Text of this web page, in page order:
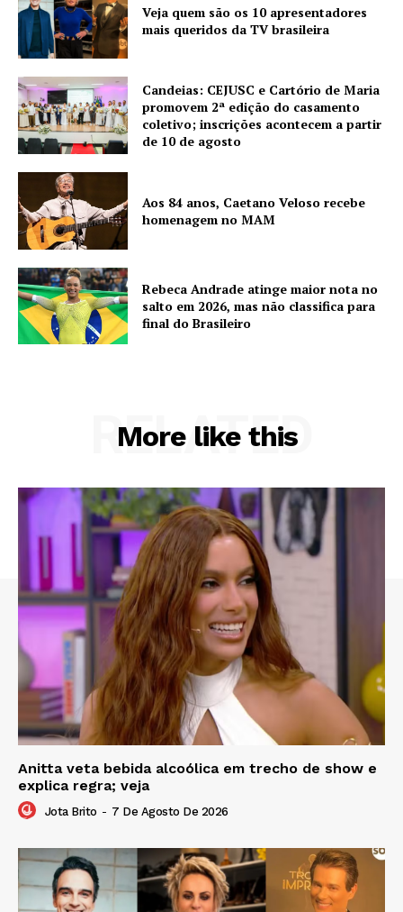
Veja quem são os 10 apresentadores
mais queridos da TV brasileira
Candeias: CEJUSC e Cartório de Maria
promovem 2ª edição do casamento
coletivo; inscrições acontecem a partir
de 10 de agosto
Aos 84 anos, Caetano Veloso recebe
homenagem no MAM
Rebeca Andrade atinge maior nota no
salto em 2026, mas não classifica para
final do Brasileiro
More like this
RELATED
Anitta veta bebida alcoólica em trecho de show e
explica regra; veja
Jota Brito - 7 De Agosto De 2026